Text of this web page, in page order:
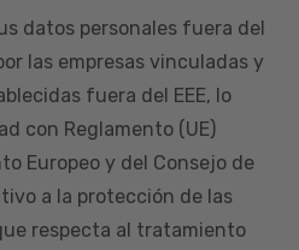
datos personales fuera del
las empresas vinculadas y
fuera del EEE, lo
con Reglamento (UE)
Europeo y del Consejo de
a la protección de las
respecta al tratamiento